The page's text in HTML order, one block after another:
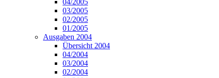
04/2005
03/2005
02/2005
01/2005
Ausgaben 2004
Übersicht 2004
04/2004
03/2004
02/2004